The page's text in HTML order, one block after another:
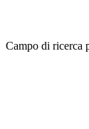
Campo di ricerca